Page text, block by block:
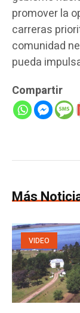
promover la
carreras
comunidad
pueda
Compartir
Más
VIDEO